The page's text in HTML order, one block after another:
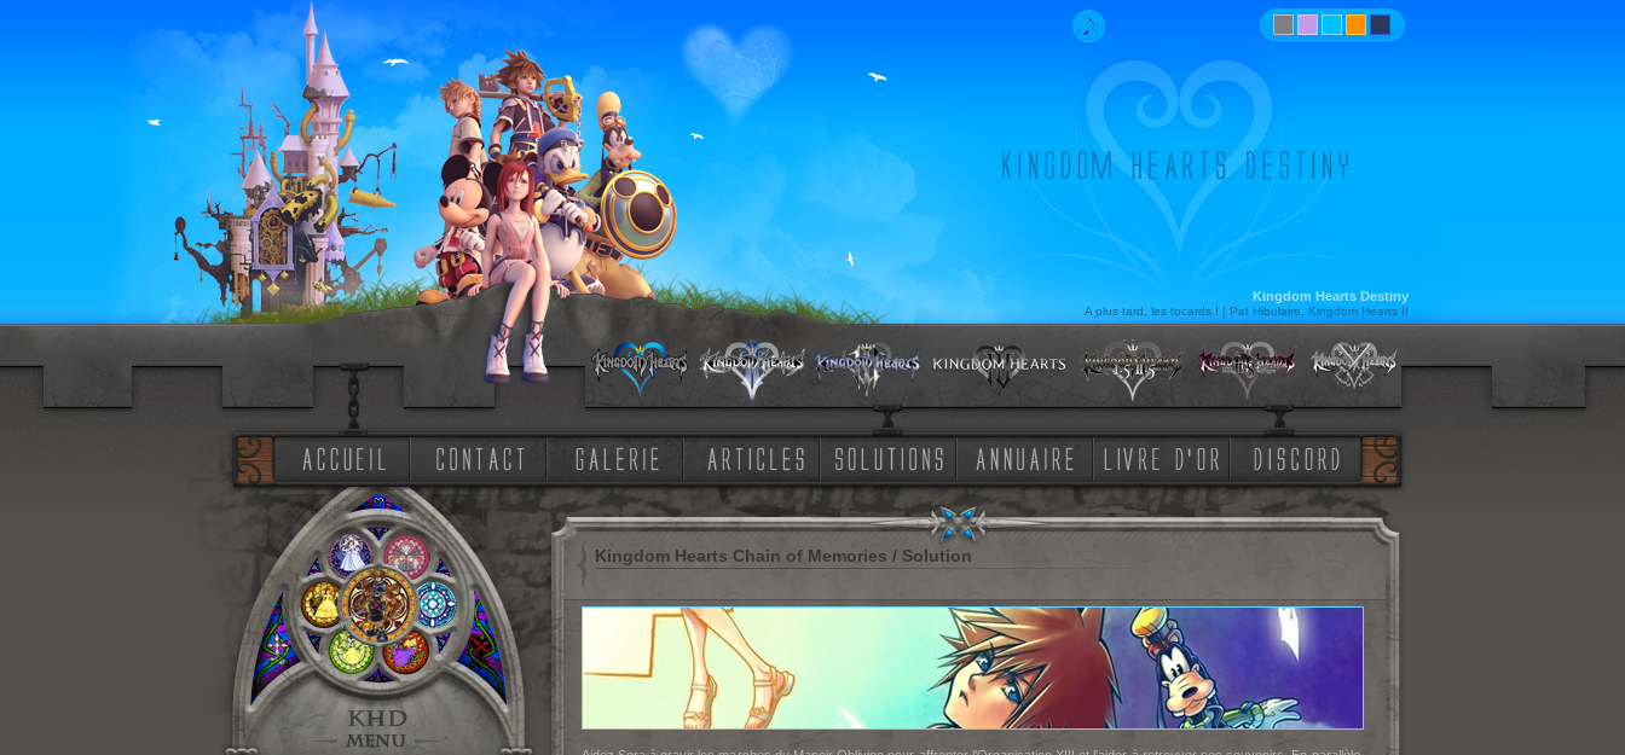
Kingdom Hearts Destiny
A plus tard, les tocards ! | Pat Hibulaire, Kingdom Hearts II
Kingdom Hearts Chain of Memories / Solution